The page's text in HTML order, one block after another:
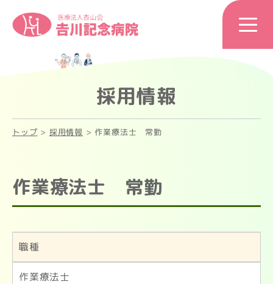
採用情報
トップ > 採用情報 > 作業療法士 常勤
作業療法士 常勤
職種
作業療法士